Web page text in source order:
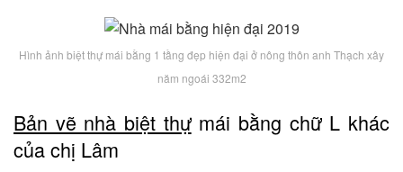
Hình ảnh biệt thự mái bằng 1 tầng đẹp hiện đại ở nông thôn anh Thạch xây
năm ngoái 332m2
Bản vẽ nhà biệt thựmái bằng chữ L khác
của chị Lâm